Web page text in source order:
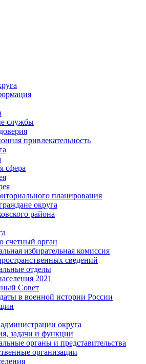
службы
привлекательность
сфера
планирования
округа
района
счетный орган
избирательная комиссия
сведений
отделы
2021
Совет
в военной истории России
округа
задачи и функции
органы и представительства
организации